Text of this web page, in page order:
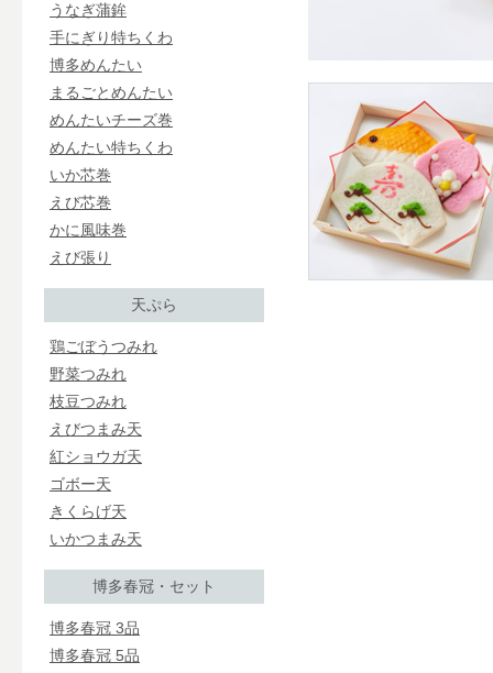
うなぎ蒲鉾
手にぎり特ちくわ
博多めんたい
まるごとめんたい
めんたいチーズ巻
めんたい特ちくわ
いか芯巻
えび芯巻
かに風味巻
えび張り
天ぷら
鶏ごぼうつみれ
野菜つみれ
枝豆つみれ
えびつまみ天
紅ショウガ天
ゴボー天
きくらげ天
いかつまみ天
博多春冠・セット
博多春冠 3品
博多春冠 5品